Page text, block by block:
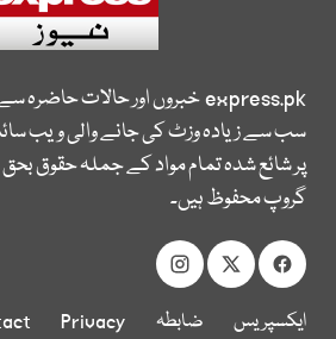
express.pkخبروں اور حالات حاضرہ
سب سے زیادہ وزٹ کی جانے والی ویب
پر شائع شدہ تمام مواد کے جملہ حقوق
گروپ محفوظ ہیں۔
ایکسپریس
ضابطہ
Privacy